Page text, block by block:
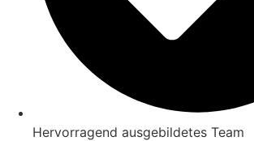
Hervorragend ausgebildetes Team